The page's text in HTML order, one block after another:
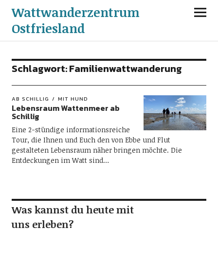
Wattwanderzentrum
Ostfriesland
Schlagwort:Familienwattwanderung
AB SCHILLIG MIT HUND
Lebensraum Wattenmeer ab
Schillig
Eine 2-stündige informationsreiche
Tour, die Ihnen und Euch den von Ebbe und Flut
gestalteten Lebensraum näher bringen möchte. Die
Entdeckungen im Watt sind…
Was kannst du heute mit
uns erleben?